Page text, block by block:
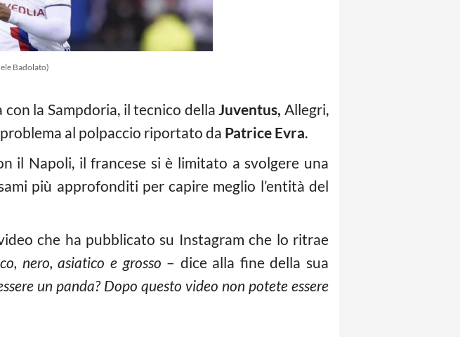
Badolato)
la Sampdoria, il tecnico dellaJuventus, Allegri,
al polpaccio riportato da Patrice Evra.
il Napoli, il francese si è limitato a svolgere una
più approfonditi per capire meglio l’entità del
che ha pubblicato su Instagram che lo ritrae
nero, asiatico e grosso – dice alla fine della sua
un panda? Dopo questo video non potete essere